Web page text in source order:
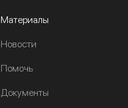
Материалы
Новости
Помочь
Документы